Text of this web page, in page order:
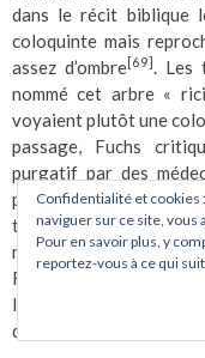
dans le récit biblique
coloquinte mais
assez d’ombre[69]. Les
nommé cet arbre «
voyaient plutôt une
passage, Fuchs
purgatif par des
prédicateurs soi-disant
tel usage et
médecins le soin de
Fuchs souhaitait
l’exercice de la
division avec Luther et
Confidentialité et cookies
naviguer sur ce site, vous
Pour en savoir plus, y
reportez-vous à ce qui